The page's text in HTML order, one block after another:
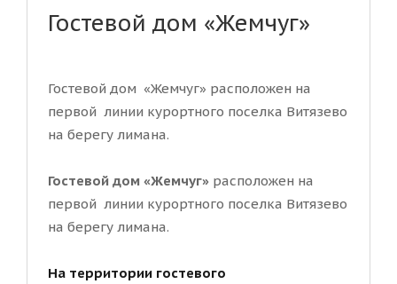
Гостевой дом «Жемчуг»
Гостевой дом «Жемчуг» расположен на
первой линии курортного поселка Витязево
на берегу лимана.
Гостевой дом «Жемчуг» расположен на
первой линии курортного поселка Витязево
на берегу лимана.
На территории гостевого